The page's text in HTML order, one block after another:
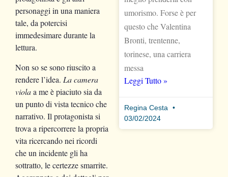
personaggi in una maniera
tale, da potercisi
immedesimare durante la
lettura.
Non so se sono riuscito a
rendere l’idea. La camera
violaa me è piaciuto sia da
un punto di vista tecnico che
narrativo. Il protagonista si
trova a ripercorrere la propria
vita ricercando nei ricordi
che un incidente gli ha
sottratto, le certezze smarrite.
umorismo. Forse è per
questo che Valentina
Bronti, trentenne,
torinese, una carriera
messa
Leggi Tutto »
Regina Cesta
03/02/2024